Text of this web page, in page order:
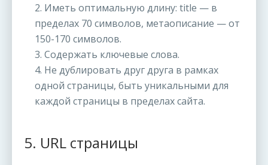
2. Иметь оптимальную длину: title — в
пределах 70 символов, метаописание — от
150-170 символов.
3. Содержать ключевые слова.
4. Не дублировать друг друга в рамках
одной страницы, быть уникальными для
каждой страницы в пределах сайта.
5. URL страницы